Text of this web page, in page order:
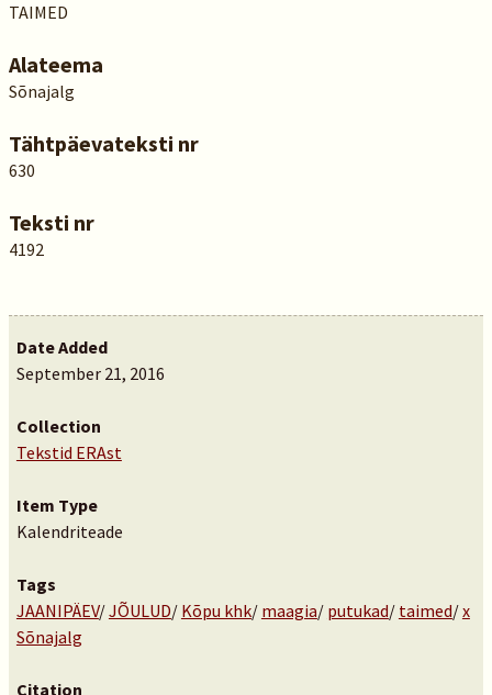
TAIMED
Alateema
Sõnajalg
Tähtpäevateksti nr
630
Teksti nr
4192
Date Added
September 21, 2016
Collection
Tekstid ERAst
Item Type
Kalendriteade
Tags
JAANIPÄEV/JÕULUD/ Kõpu khk/ maagia/ putukad/ taimed/x
Sõnajalg
Citation